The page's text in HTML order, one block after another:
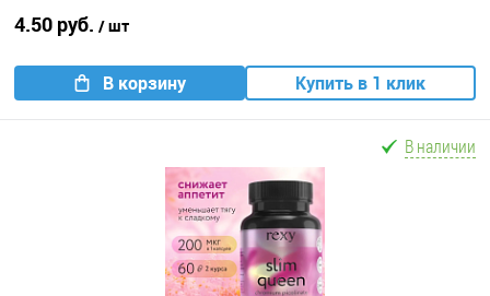
4.50 руб. / шт
В корзину Купить в 1 клик
В наличии